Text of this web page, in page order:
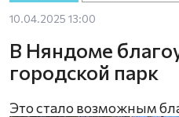
10.04.2025 13:00
В Няндоме
городской парк
Это стало возможным